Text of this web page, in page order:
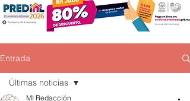
Entrada
Últimas noticias
MI Redacción